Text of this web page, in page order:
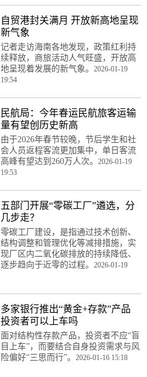
自贸港封关满月 开放新高地呈现
新气象
记者走访海南各地发现，政策红利持
续释放，商旅活动人气旺盛，开放高
地呈现着发展的新气象。 2026-01-19
19:54
民航局：今年春运民航旅客运输
量有望创历史新高
由于2026年春节较晚，节后学生和社
会人员返程客流更加集中，单日客流
高峰有望达到260万人次。 2026-01-19
19:53
五部门开展“零碳工厂”遴选，分
几步走？
零碳工厂建设，是指通过技术创新、
结构调整和管理优化等减排措施，实
现厂区内二氧化碳排放的持续降低、
逐步趋向于近零的过程。 2026-01-19
多家银行推出“黄金+存款”产品
投资者可以上车吗
面对结构性存款产品，投资者不应“盲
目上车”，而要结合自身投资需求与风
险偏好“三思而行”。 2026-01-16 15:18